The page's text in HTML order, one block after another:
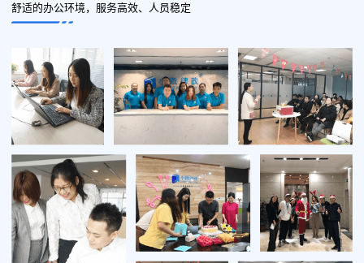
舒适的办公环境，服务高效、人员稳定